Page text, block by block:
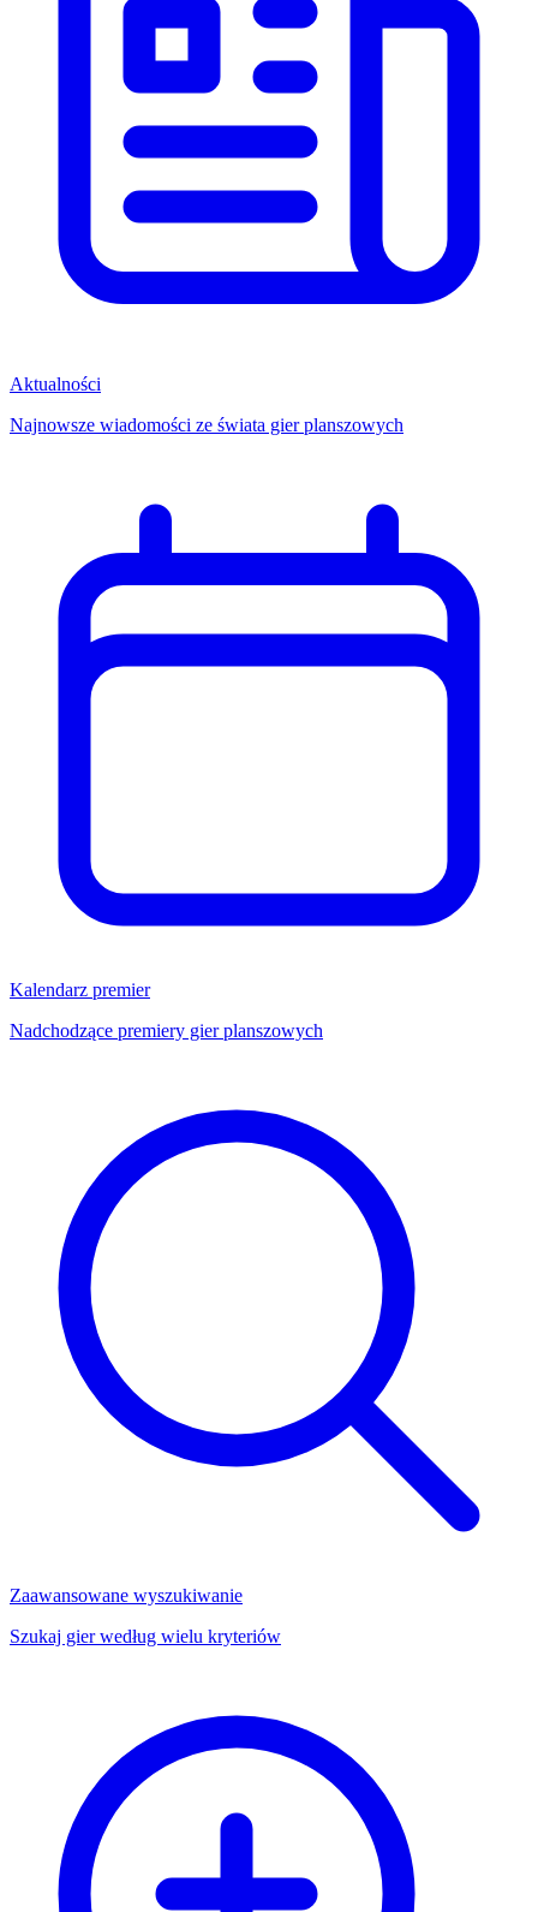
Aktualności
Najnowsze wiadomości ze świata gier planszowych
Kalendarz premier
Nadchodzące premiery gier planszowych
Zaawansowane wyszukiwanie
Szukaj gier według wielu kryteriów